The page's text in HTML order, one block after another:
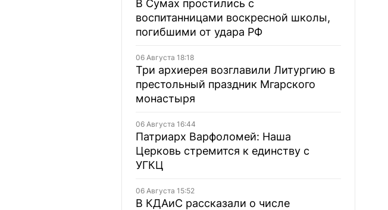
В Сумах простились с
воспитанницами воскресной школы,
погибшими от удара РФ
06 Августа 18:18
Три архиерея возглавили Литургию в
престольный праздник Мгарского
монастыря
06 Августа 16:44
Патриарх Варфоломей: Наша
Церковь стремится к единству с
УГКЦ
06 Августа 15:52
В КДАиС рассказали о числе